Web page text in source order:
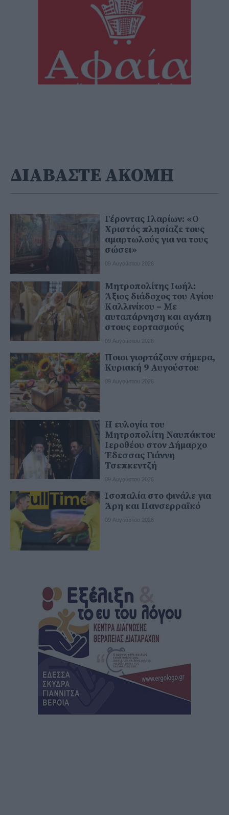
ΔΙΑΒΑΣΤΕ ΑΚΟΜΗ
Γέροντας Ιλαρίων: «Ο
Χριστός πλησίαζε τους
αμαρτωλούς για να τους
σώσει»
09 Αυγούστου 2026
Μητροπολίτης Ιωήλ:
Άξιος διάδοχος του Αγίου
Καλλινίκου – Με
αυταπάρνηση και αγάπη
στους εορτασμούς
09 Αυγούστου 2026
Ποιοι γιορτάζουν σήμερα,
Κυριακή 9 Αυγούστου
09 Αυγούστου 2026
Η ευλογία του
Μητροπολίτη Ναυπάκτου
Ιεροθέου στον Δήμαρχο
Έδεσσας Γιάννη
Τσεπκεντζή
09 Αυγούστου 2026
Ισοπαλία στο φινάλε για
Άρη και Πανσερραϊκό
09 Αυγούστου 2026